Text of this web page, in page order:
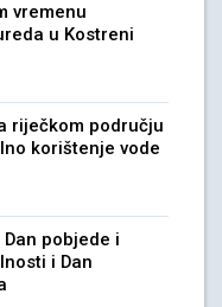
vremenu
u Kostreni
riječkom području
korištenje vode
pobjede i
i Dan